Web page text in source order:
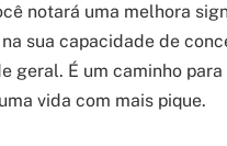
notará uma melhora
sua capacidade de
geral. É um caminho
vida com mais pique.